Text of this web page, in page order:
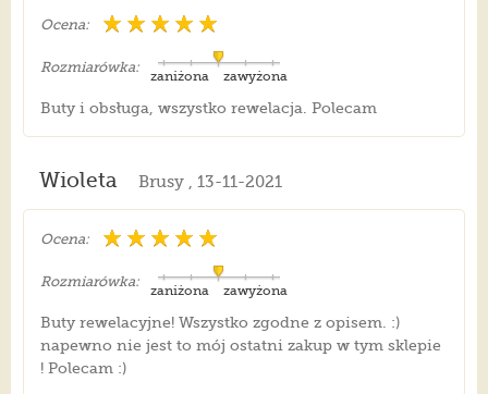
Ocena:
Rozmiarówka:
zawyżona
zaniżona
Buty i obsługa, wszystko rewelacja. Polecam
Wioleta Brusy , 13-11-2021
Ocena:
Rozmiarówka:
zawyżona
zaniżona
Buty rewelacyjne! Wszystko zgodne z opisem. :)
napewno nie jest to mój ostatni zakup w tym sklepie
! Polecam :)